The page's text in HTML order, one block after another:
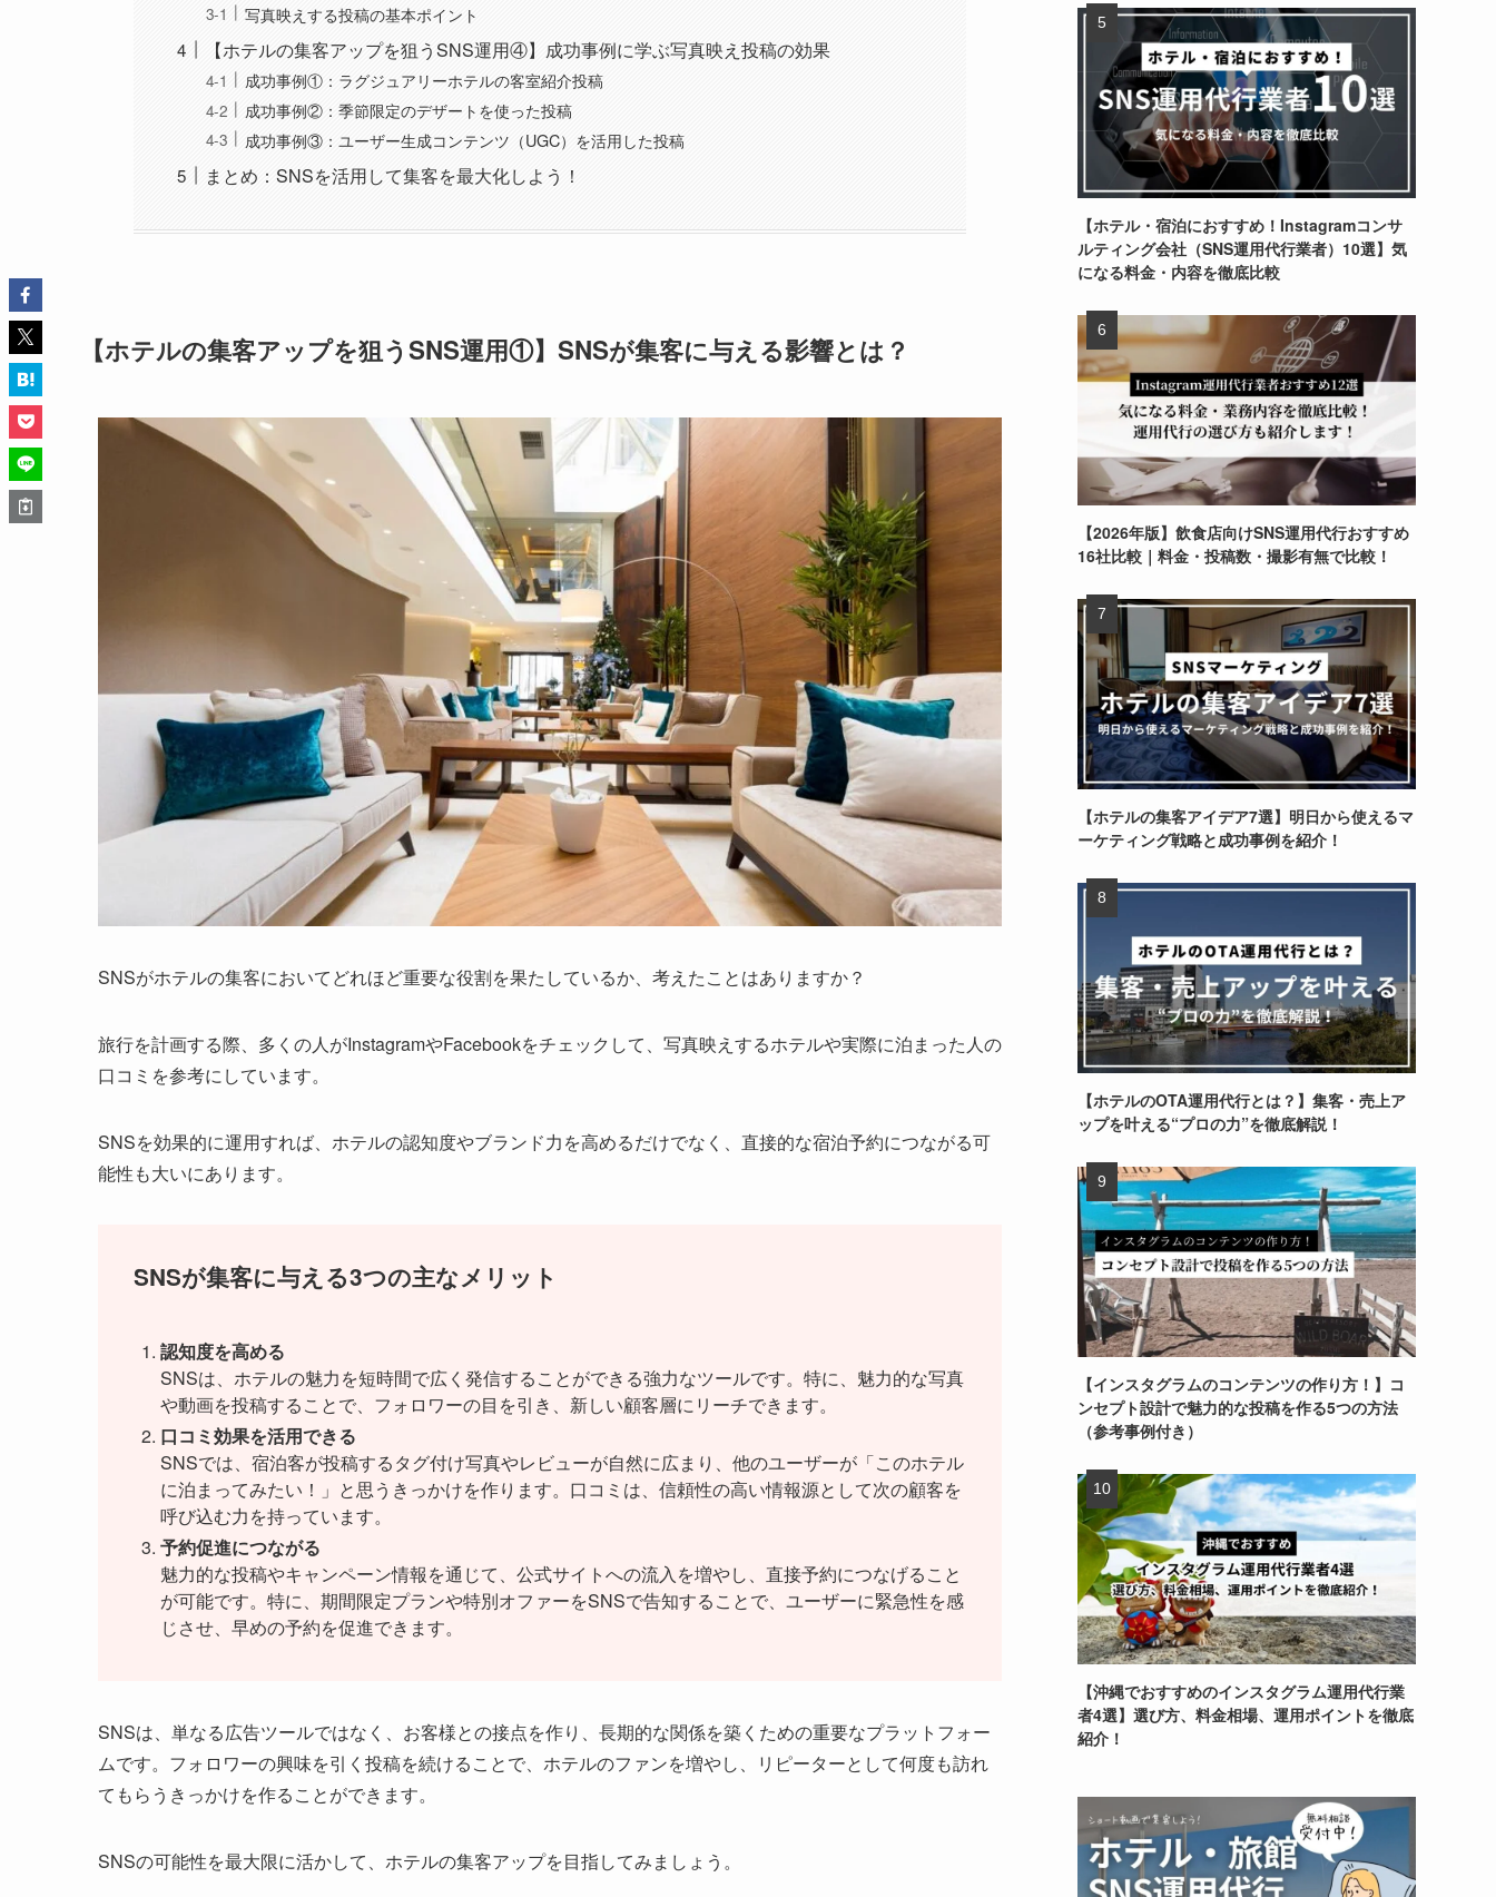
写真映えする投稿の基本ポイント
【ホテルの集客アップを狙うSNS運用④】成功事例に学ぶ写真映え投稿の効果
成功事例①：ラグジュアリーホテルの客室紹介投稿
成功事例②：季節限定のデザートを使った投稿
成功事例③：ユーザー生成コンテンツ（UGC）を活用した投稿
まとめ：SNSを活用して集客を最大化しよう！
【ホテルの集客アップを狙うSNS運用①】SNSが集客に与える影響とは？
SNSがホテルの集客においてどれほど重要な役割を果たしているか、考えたことはありますか？
旅行を計画する際、多くの人がInstagramやFacebookをチェックして、写真映えするホテルや実際に泊まった人の
口コミを参考にしています。
SNSを効果的に運用すれば、ホテルの認知度やブランド力を高めるだけでなく、直接的な宿泊予約につながる可
能性も大いにあります。
SNSが集客に与える3つの主なメリット
認知度を高める
SNSは、ホテルの魅力を短時間で広く発信することができる強力なツールです。特に、魅力的な写真
や動画を投稿することで、フォロワーの目を引き、新しい顧客層にリーチできます。
口コミ効果を活用できる
SNSでは、宿泊客が投稿するタグ付け写真やレビューが自然に広まり、他のユーザーが「このホテル
に泊まってみたい！」と思うきっかけを作ります。口コミは、信頼性の高い情報源として次の顧客を
呼び込む力を持っています。
予約促進につながる
魅力的な投稿やキャンペーン情報を通じて、公式サイトへの流入を増やし、直接予約につなげること
が可能です。特に、期間限定プランや特別オファーをSNSで告知することで、ユーザーに緊急性を感
じさせ、早めの予約を促進できます。
SNSは、単なる広告ツールではなく、お客様との接点を作り、長期的な関係を築くための重要なプラットフォー
ムです。フォロワーの興味を引く投稿を続けることで、ホテルのファンを増やし、リピーターとして何度も訪れ
てもらうきっかけを作ることができます。
SNSの可能性を最大限に活かして、ホテルの集客アップを目指してみましょう。
【ホテル・宿泊におすすめ！Instagramコンサ
ルティング会社（SNS運用代行業者）10選】気
になる料金・内容を徹底比較
【2026年版】飲食店向けSNS運用代行おすすめ
16社比較｜料金・投稿数・撮影有無で比較！
【ホテルの集客アイデア7選】明日から使えるマ
ーケティング戦略と成功事例を紹介！
【ホテルのOTA運用代行とは？】集客・売上ア
ップを叶える“プロの力”を徹底解説！
【インスタグラムのコンテンツの作り方！】コ
ンセプト設計で魅力的な投稿を作る5つの方法
（参考事例付き）
【沖縄でおすすめのインスタグラム運用代行業
者4選】選び方、料金相場、運用ポイントを徹底
紹介！